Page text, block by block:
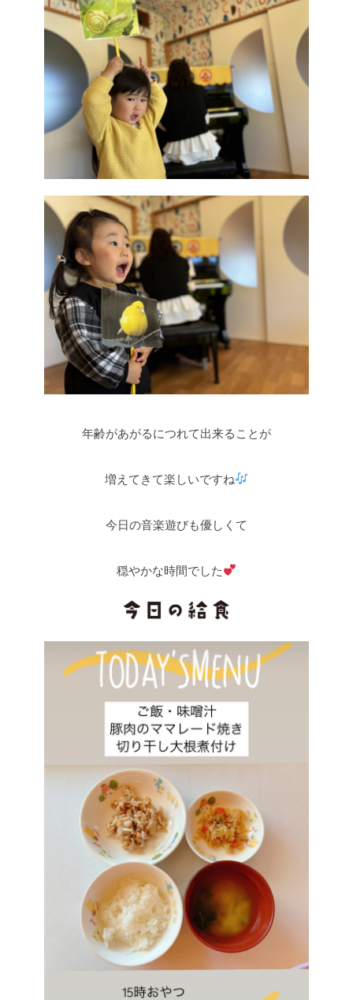
年齢があがるにつれて出来ることが
増えてきて楽しいですね
今日の音楽遊びも優しくて
穏やかな時間でした